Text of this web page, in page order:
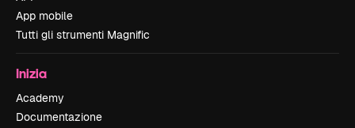
App mobile
Tutti gli strumenti Magnific
Inizia
Academy
Documentazione